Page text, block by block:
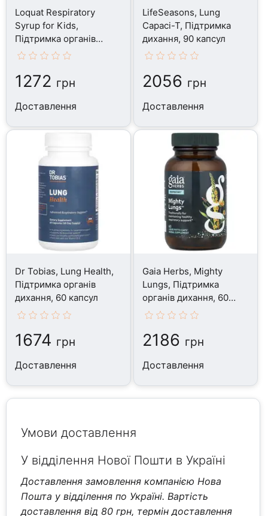
Loquat Respiratory
Syrup for Kids,
Підтримка органів
дихання, 236.56 мл
1272 грн
Доставлення
LifeSeasons, Lung
Capaci-T, Підтримка
дихання, 90 капсул
2056 грн
Доставлення
Dr Tobias, Lung Health,
Підтримка органів
дихання, 60 капсул
1674 грн
Доставлення
Gaia Herbs, Mighty
Lungs, Підтримка
органів дихання, 60
капсул
2186 грн
Доставлення
Умови доставлення
У відділення Нової Пошти в Україні
Доставлення замовлення компанією Нова
Пошта у відділення по Україні. Вартість
доставлення від 80 грн, термін доставлення